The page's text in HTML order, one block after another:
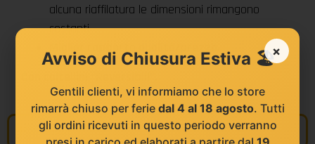
alcuna riaffilatura le dimensioni rimangono
costanti
Miglior rapporto qualità/prezzo.
Informazioni
×
Avviso di Chiusura Estiva 🏖️
Gentili clienti, vi informiamo che lo store
rimarrà chiuso per ferie dal 4 al 18 agosto. Tutti
gli ordini ricevuti in questo periodo verranno